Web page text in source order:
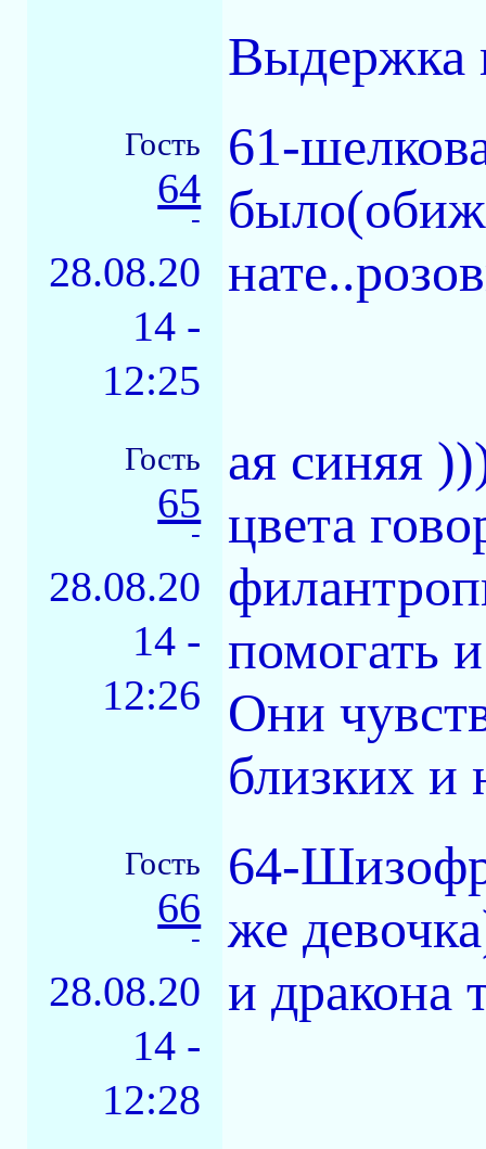
Выдержка
Гость
64
-
28.08.20
14 -
12:25
61-
Гость
65
-
28.08.20
14 -
12:26
ая синяя
цвета
помогать
Они
близких и
Гость
66
-
28.08.20
14 -
12:28
64-
же
и дракона